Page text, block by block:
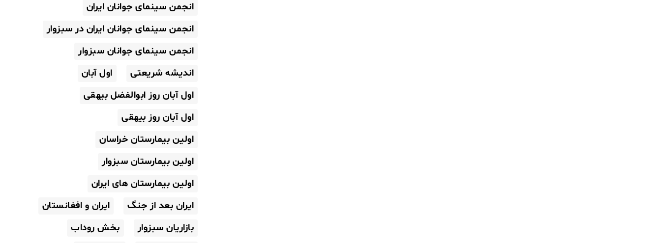
انجمن سینمای جوانان ایران
انجمن سینمای جوانان ایران در سبزوار
انجمن سینمای جوانان سبزوار
اندیشه شریعتی
اول آبان
اول آبان روز ابوالفضل بیهقی
اول آبان روز بیهقی
اولین بیمارستان خراسان
اولین بیمارستان سبزوار
اولین بیمارستان های ایران
ایران بعد از جنگ
ایران و افغانستان
بازاریان سبزوار
بخش روداب